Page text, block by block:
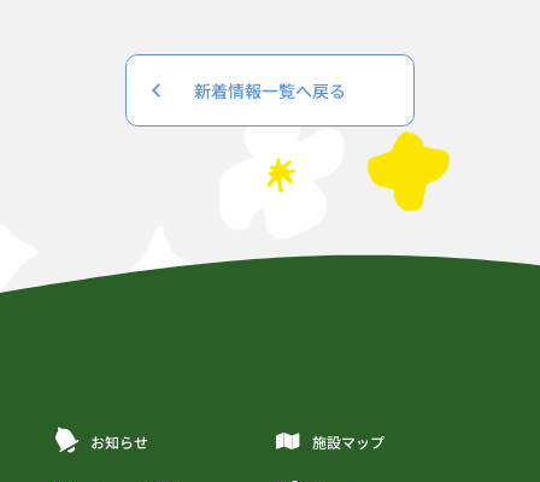
新着情報一覧へ戻る
お知らせ 施設マップ